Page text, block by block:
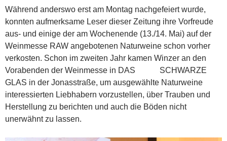
Während anderswo erst am Montag nachgefeiert wurde,
konnten aufmerksame Leser dieser Zeitung ihre Vorfreude
aus- und einige der am Wochenende (13./14. Mai) auf der
Weinmesse RAW angebotenen Naturweine schon vorher
verkosten. Schon im zweiten Jahr kamen Winzer an den
Vorabenden der Weinmesse in DAS SCHWARZE
GLAS in der Jonasstraße, um ausgewählte Naturweine
interessierten Liebhabern vorzustellen, über Trauben und
Herstellung zu berichten und auch die Böden nicht
unerwähnt zu lassen.